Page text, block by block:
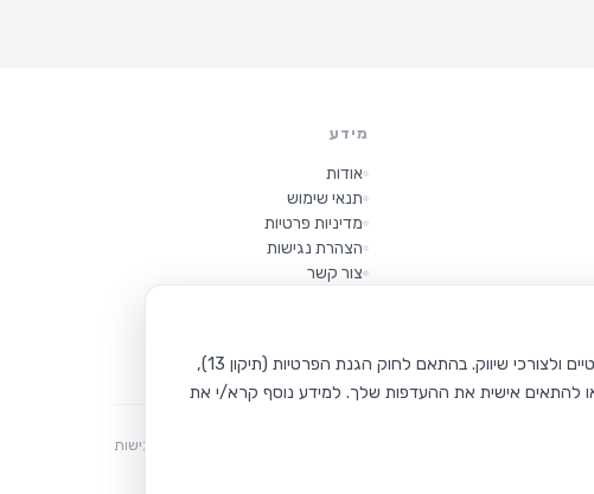
אתר Car Zoom משתמש בקבצי Cookie כדי לשפר את חוויית הגלישה שלך, להציע תכנים מותאמים, לבצע ניתוחים סטטיסטיים ולצורכי שיווק. בהתאם לחוק הגנת הפרטיות (תיקון 13),
מידע
אודות
תנאי שימוש
מדיניות פרטיות
הצהרת נגישות
צור קשר
נגישות